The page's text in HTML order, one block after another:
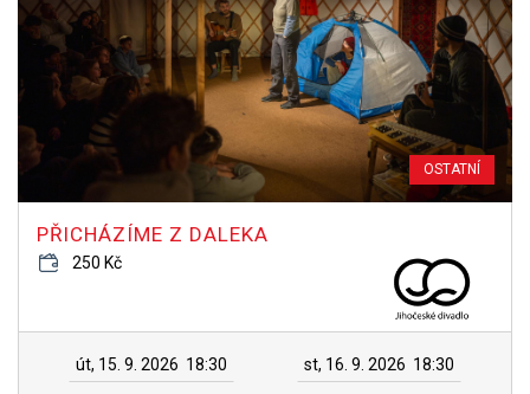
OSTATNÍ
PŘICHÁZÍME Z DALEKA
250 Kč
út, 15. 9. 2026 18:30 st, 16. 9. 2026 18:30